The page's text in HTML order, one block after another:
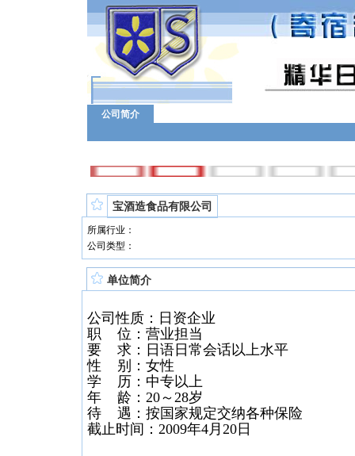
公司简介
宝酒造食品有限公司
所属行业：
公司类型：
单位简介
公司性质：日资企业
职 位：营业担当
要 求：日语日常会话以上水平
性 别：女性
学 历：中专以上
年 龄：20～28岁
待 遇：按国家规定交纳各种保险
截止时间：2009年4月20日